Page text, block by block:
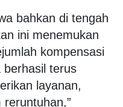
bahkan di tengah
ini menemukan
kompensasi
berhasil terus
layanan,